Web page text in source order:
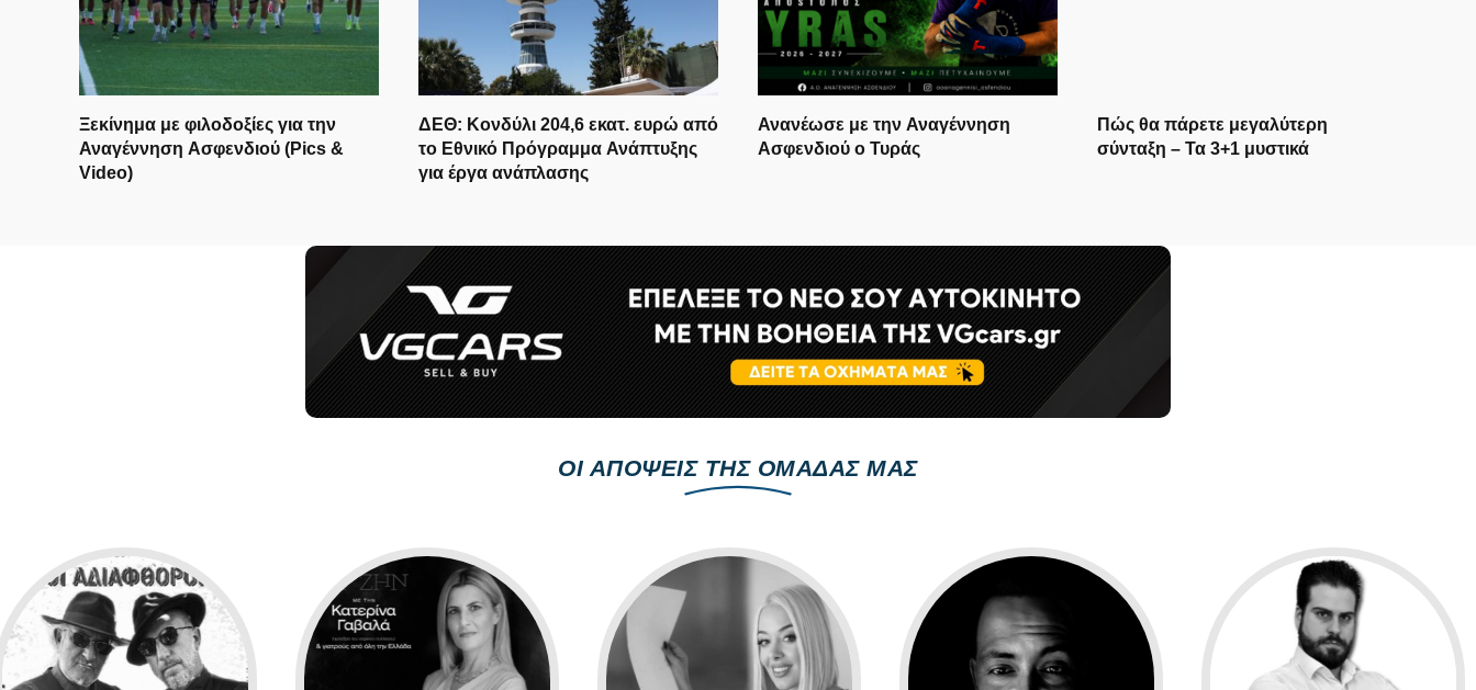
Ξεκίνημα με φιλοδοξίες για την
Αναγέννηση Ασφενδιού (Pics &
Video)
ΔΕΘ: Κονδύλι 204,6 εκατ. ευρώ από
το Εθνικό Πρόγραμμα Ανάπτυξης
για έργα ανάπλασης
Ανανέωσε με την Αναγέννηση
Ασφενδιού ο Τυράς
Πώς θα πάρετε μεγαλύτερη
σύνταξη – Τα 3+1 μυστικά
ΟΙ ΑΠΟΨΕΙΣ ΤΗΣ ΟΜΑΔΑΣ ΜΑΣ